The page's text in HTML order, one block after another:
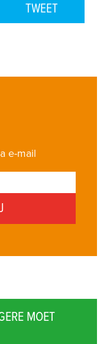
TWEET
e-mail
MOET